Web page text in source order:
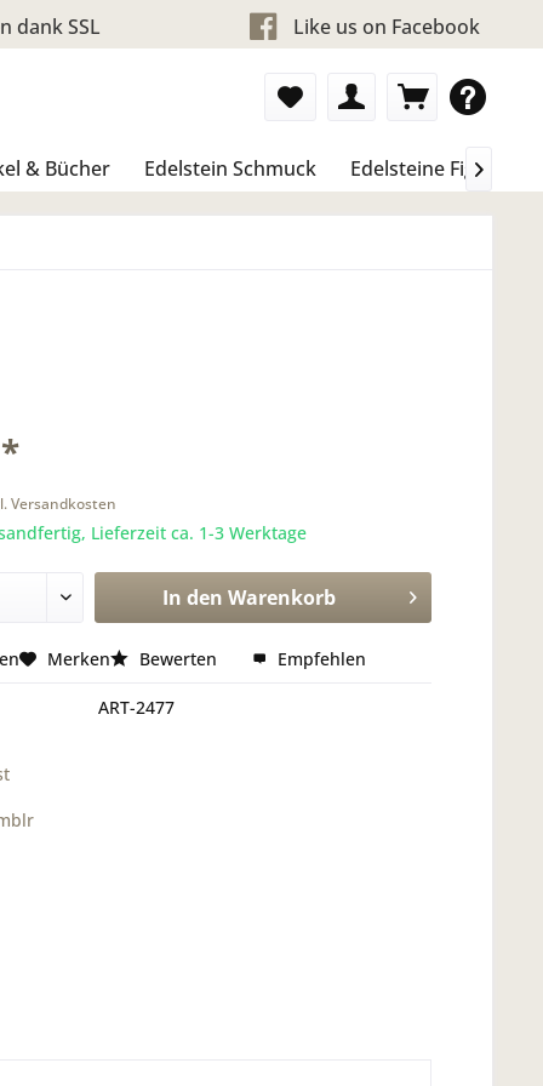
dank SSL Like us on Facebook
& Bücher Edelstein Schmuck Edelsteine Figure &

Versandkosten
Lieferzeit ca. 1-3 Werktage
In den Warenkorb
Merken Bewerten Empfehlen
ART-2477